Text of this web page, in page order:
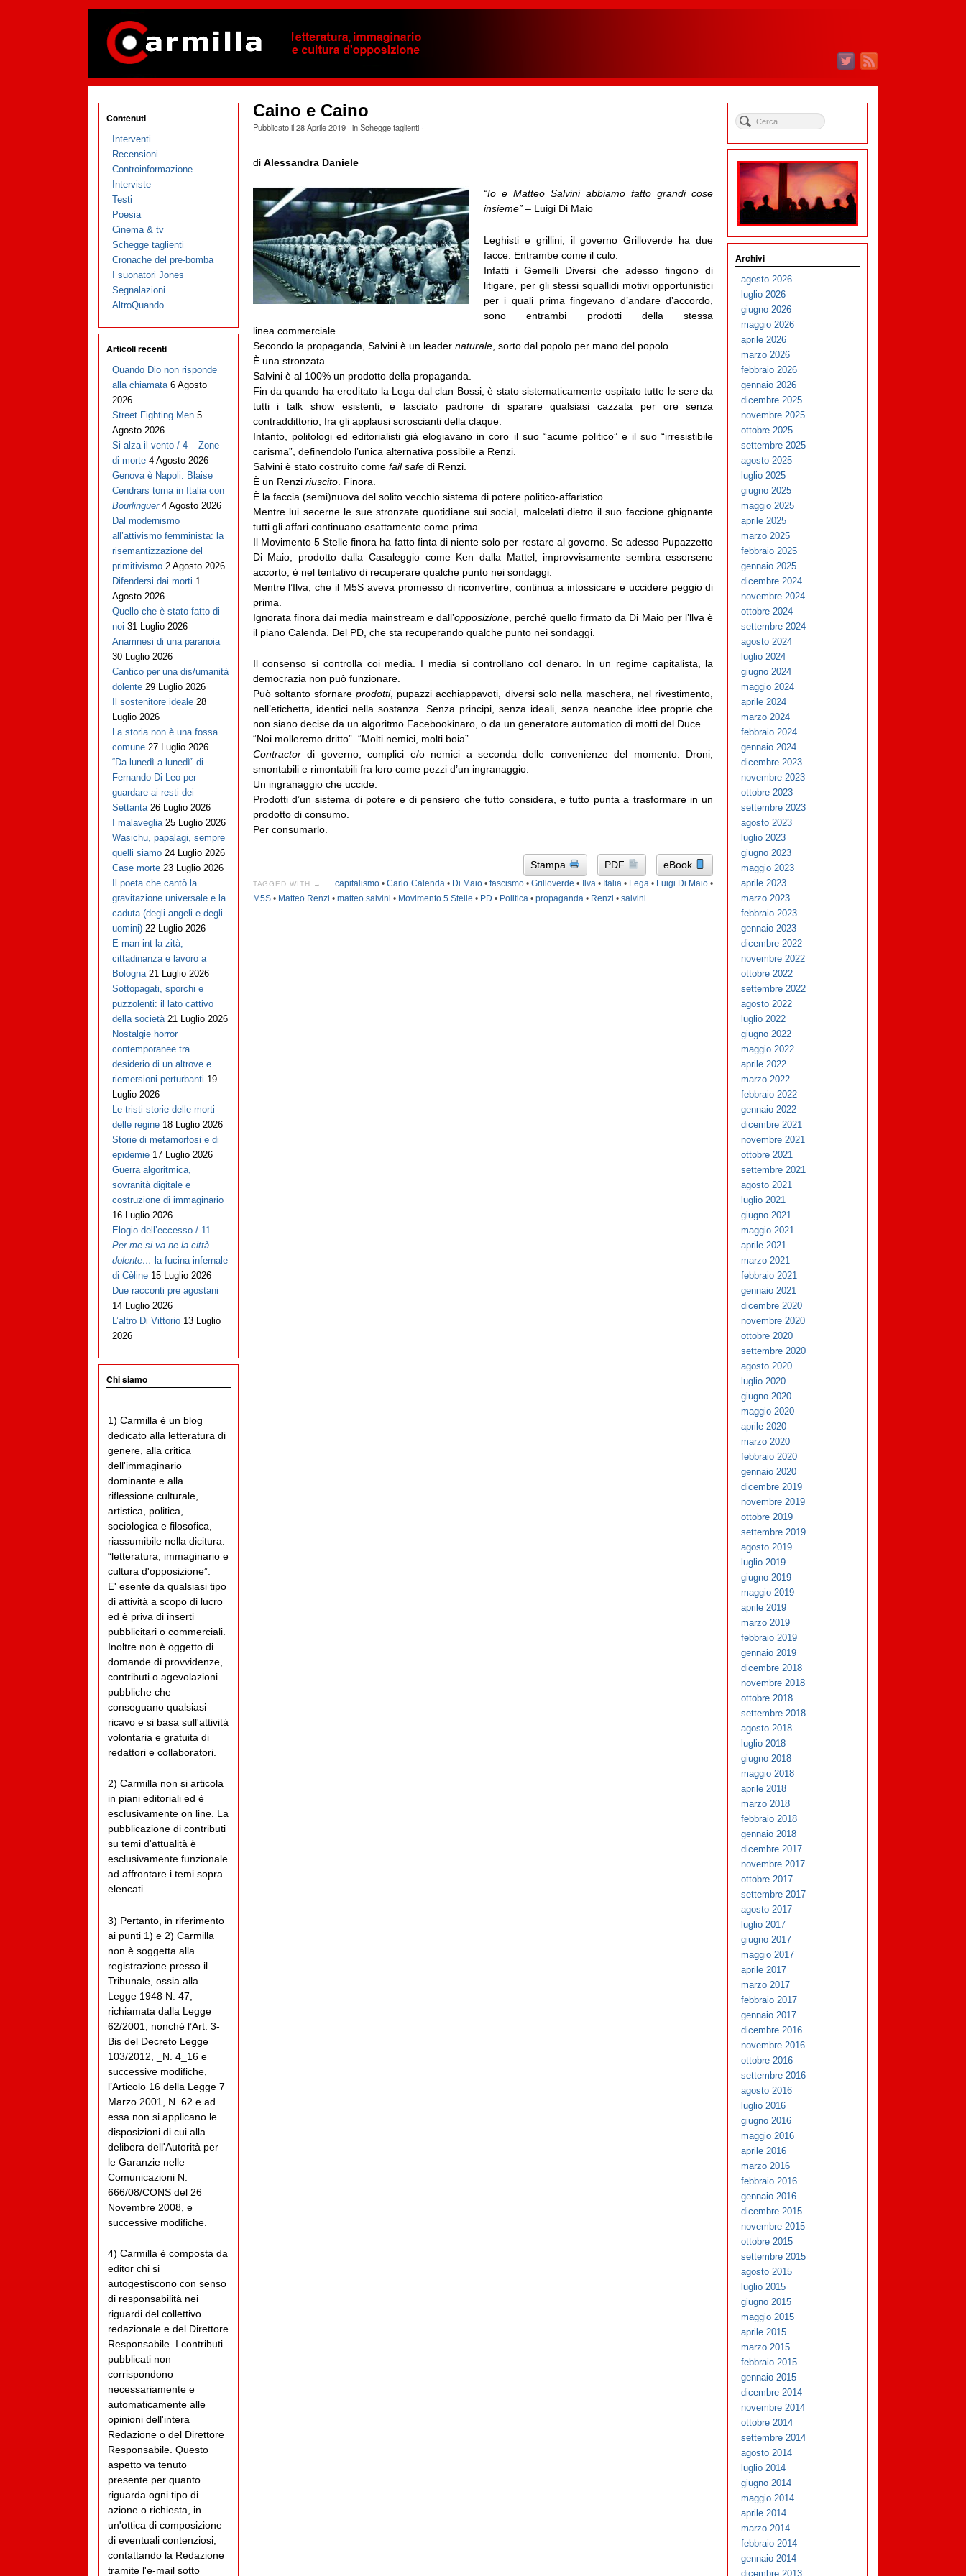
Caino e Caino
Pubblicato il28 Aprile 2019· inSchegge taglienti·
di Alessandra Daniele
“Io e Matteo Salvini abbiamo fatto grandi cose
insieme”– Luigi Di Maio
Leghisti e grillini, il governo Grilloverde ha due
facce. Entrambe come il culo.
Infatti i Gemelli Diversi che adesso fingono di
litigare, per gli stessi squallidi motivi opportunistici
per i quali prima fingevano d’andare d’accordo,
sono entrambi prodotti della stessa
linea commerciale.
Secondo la propaganda, Salvini è un leader naturale, sorto dal popolo per mano del popolo.
È una stronzata.
Salvini è al 100% un prodotto della propaganda.
Fin da quando ha ereditato la Lega dal clan Bossi, è stato sistematicamente ospitato tutte le sere da
tutti i talk show esistenti, e lasciato padrone di sparare qualsiasi cazzata per ore senza
contraddittorio, fra gli applausi scroscianti della claque.
Intanto, politologi ed editorialisti già elogiavano in coro il suo “acume politico” e il suo “irresistibile
carisma”, definendolo l’unica alternativa possibile a Renzi.
Salvini è stato costruito come fail safedi Renzi.
È un Renzi riuscito. Finora.
È la faccia (semi)nuova del solito vecchio sistema di potere politico-affaristico.
Mentre lui secerne le sue stronzate quotidiane sui social, malcelati dietro il suo faccione ghignante
tutti gli affari continuano esattamente come prima.
Il Movimento 5 Stelle finora ha fatto finta di niente solo per restare al governo. Se adesso Pupazzetto
Di Maio, prodotto dalla Casaleggio come Ken dalla Mattel, improvvisamente sembra essersene
accorto, è nel tentativo di recuperare qualche punto nei sondaggi.
Mentre l’Ilva, che il M5S aveva promesso di riconvertire, continua a intossicare e uccidere peggio di
prima.
Ignorata finora dai media mainstream e dall’opposizione , perché quello firmato da Di Maio per l’llva è
il piano Calenda. Del PD, che sta recuperando qualche punto nei sondaggi.
Il consenso si controlla coi media. I media si controllano col denaro. In un regime capitalista, la
democrazia non può funzionare.
Può soltanto sfornareprodotti, pupazzi acchiappavoti, diversi solo nella maschera, nel rivestimento,
nell’etichetta, identici nella sostanza. Senza principi, senza ideali, senza neanche idee proprie che
non siano decise da un algoritmo Facebookinaro, o da un generatore automatico di motti del Duce.
“Noi molleremo dritto”. “Molti nemici, molti boia”.
Contractordi governo, complici e/o nemici a seconda delle convenienze del momento. Droni,
smontabili e rimontabili fra loro come pezzi d’un ingranaggio.
Un ingranaggio che uccide.
Prodotti d’un sistema di potere e di pensiero che tutto considera, e tutto punta a trasformare in un
prodotto di consumo.
Per consumarlo.
Stampa PDF eBook
TAGGED WITH → capitalismo •Carlo Calenda • Di Maio•fascismo •Grilloverde • Ilva • Italia • Lega • Luigi Di Maio •
M5S• Matteo Renzi • matteo salvini • Movimento 5 Stelle • PD • Politica • propaganda • Renzi • salvini
Contenuti
Interventi
Recensioni
Controinformazione
Interviste
Testi
Poesia
Cinema & tv
Schegge taglienti
Cronache del pre-bomba
I suonatori Jones
Segnalazioni
AltroQuando
Articoli recenti
Quando Dio non risponde
alla chiamata 6 Agosto
2026
Street Fighting Men 5
Agosto 2026
Si alza il vento / 4 – Zone
di morte 4 Agosto 2026
Genova è Napoli: Blaise
Cendrars torna in Italia con
Bourlinguer 4 Agosto 2026
Dal modernismo
all’attivismo femminista: la
risemantizzazione del
primitivismo 2 Agosto 2026
Difendersi dai morti 1
Agosto 2026
Quello che è stato fatto di
noi 31 Luglio 2026
Anamnesi di una paranoia
30 Luglio 2026
Cantico per una dis/umanità
dolente 29 Luglio 2026
Il sostenitore ideale 28
Luglio 2026
La storia non è una fossa
comune 27 Luglio 2026
“Da lunedì a lunedì” di
Fernando Di Leo per
guardare ai resti dei
Settanta 26 Luglio 2026
I malaveglia 25 Luglio 2026
Wasichu, papalagi, sempre
quelli siamo 24 Luglio 2026
Case morte 23 Luglio 2026
Il poeta che cantò la
gravitazione universale e la
caduta (degli angeli e degli
uomini) 22 Luglio 2026
E man int la zità,
cittadinanza e lavoro a
Bologna 21 Luglio 2026
Sottopagati, sporchi e
puzzolenti: il lato cattivo
della società 21 Luglio 2026
Nostalgie horror
contemporanee tra
desiderio di un altrove e
riemersioni perturbanti 19
Luglio 2026
Le tristi storie delle morti
delle regine 18 Luglio 2026
Storie di metamorfosi e di
epidemie 17 Luglio 2026
Guerra algoritmica,
sovranità digitale e
costruzione di immaginario
16 Luglio 2026
Elogio dell’eccesso / 11 –
Per me si va ne la città
dolente… la fucina infernale
di Cèline 15 Luglio 2026
Due racconti pre agostani
14 Luglio 2026
L’altro Di Vittorio 13 Luglio
2026
Chi siamo
1) Carmilla è un blog
dedicato alla letteratura di
genere, alla critica
dell'immaginario
dominante e alla
riflessione culturale,
artistica, politica,
sociologica e filosofica,
riassumibile nella dicitura:
“letteratura, immaginario e
cultura d'opposizione”.
E' esente da qualsiasi tipo
di attività a scopo di lucro
ed è priva di inserti
pubblicitari o commerciali.
Inoltre non è oggetto di
domande di provvidenze,
contributi o agevolazioni
pubbliche che
conseguano qualsiasi
ricavo e si basa sull'attività
volontaria e gratuita di
redattori e collaboratori.
2) Carmilla non si articola
in piani editoriali ed è
esclusivamente on line. La
pubblicazione di contributi
su temi d'attualità è
esclusivamente funzionale
ad affrontare i temi sopra
elencati.
3) Pertanto, in riferimento
ai punti 1) e 2) Carmilla
non è soggetta alla
registrazione presso il
Tribunale, ossia alla
Legge 1948 N. 47,
richiamata dalla Legge
62/2001, nonché l’Art. 3-
Bis del Decreto Legge
103/2012, _N. 4_16 e
successive modifiche,
l’Articolo 16 della Legge 7
Marzo 2001, N. 62 e ad
essa non si applicano le
disposizioni di cui alla
delibera dell'Autorità per
le Garanzie nelle
Comunicazioni N.
666/08/CONS del 26
Novembre 2008, e
successive modifiche.
4) Carmilla è composta da
editor chi si
autogestiscono con senso
di responsabilità nei
riguardi del collettivo
redazionale e del Direttore
Responsabile. I contributi
pubblicati non
corrispondono
necessariamente e
automaticamente alle
opinioni dell'intera
Redazione o del Direttore
Responsabile. Questo
aspetto va tenuto
presente per quanto
riguarda ogni tipo di
azione o richiesta, in
un'ottica di composizione
di eventuali contenziosi,
contattando la Redazione
tramite l'e-mail sotto
Archivi
agosto 2026
luglio 2026
giugno 2026
maggio 2026
aprile 2026
marzo 2026
febbraio 2026
gennaio 2026
dicembre 2025
novembre 2025
ottobre 2025
settembre 2025
agosto 2025
luglio 2025
giugno 2025
maggio 2025
aprile 2025
marzo 2025
febbraio 2025
gennaio 2025
dicembre 2024
novembre 2024
ottobre 2024
settembre 2024
agosto 2024
luglio 2024
giugno 2024
maggio 2024
aprile 2024
marzo 2024
febbraio 2024
gennaio 2024
dicembre 2023
novembre 2023
ottobre 2023
settembre 2023
agosto 2023
luglio 2023
giugno 2023
maggio 2023
aprile 2023
marzo 2023
febbraio 2023
gennaio 2023
dicembre 2022
novembre 2022
ottobre 2022
settembre 2022
agosto 2022
luglio 2022
giugno 2022
maggio 2022
aprile 2022
marzo 2022
febbraio 2022
gennaio 2022
dicembre 2021
novembre 2021
ottobre 2021
settembre 2021
agosto 2021
luglio 2021
giugno 2021
maggio 2021
aprile 2021
marzo 2021
febbraio 2021
gennaio 2021
dicembre 2020
novembre 2020
ottobre 2020
settembre 2020
agosto 2020
luglio 2020
giugno 2020
maggio 2020
aprile 2020
marzo 2020
febbraio 2020
gennaio 2020
dicembre 2019
novembre 2019
ottobre 2019
settembre 2019
agosto 2019
luglio 2019
giugno 2019
maggio 2019
aprile 2019
marzo 2019
febbraio 2019
gennaio 2019
dicembre 2018
novembre 2018
ottobre 2018
settembre 2018
agosto 2018
luglio 2018
giugno 2018
maggio 2018
aprile 2018
marzo 2018
febbraio 2018
gennaio 2018
dicembre 2017
novembre 2017
ottobre 2017
settembre 2017
agosto 2017
luglio 2017
giugno 2017
maggio 2017
aprile 2017
marzo 2017
febbraio 2017
gennaio 2017
dicembre 2016
novembre 2016
ottobre 2016
settembre 2016
agosto 2016
luglio 2016
giugno 2016
maggio 2016
aprile 2016
marzo 2016
febbraio 2016
gennaio 2016
dicembre 2015
novembre 2015
ottobre 2015
settembre 2015
agosto 2015
luglio 2015
giugno 2015
maggio 2015
aprile 2015
marzo 2015
febbraio 2015
gennaio 2015
dicembre 2014
novembre 2014
ottobre 2014
settembre 2014
agosto 2014
luglio 2014
giugno 2014
maggio 2014
aprile 2014
marzo 2014
febbraio 2014
gennaio 2014
dicembre 2013